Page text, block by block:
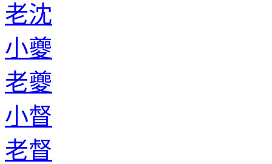
老沈
小夔
老夔
小督
老督